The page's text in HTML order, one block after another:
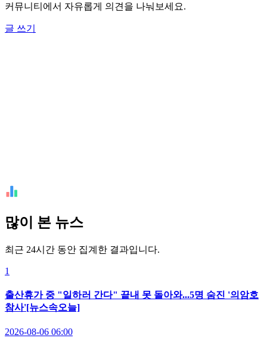
커뮤니티에서 자유롭게 의견을 나눠보세요.
글 쓰기
많이 본 뉴스
최근 24시간 동안 집계한 결과입니다.
1
출산휴가 중 "일하러 간다" 끝내 못 돌아와...5명 숨진 '의암호
참사'[뉴스속오늘]
2026-08-06 06:00